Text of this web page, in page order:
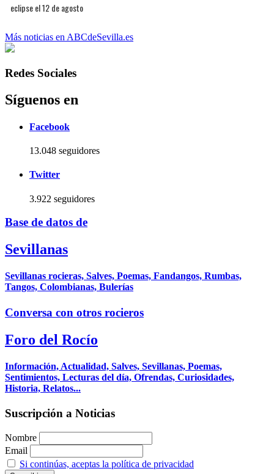
eclipse el 12 de agosto
Más noticias en ABCdeSevilla.es
Redes Sociales
Síguenos en
Facebook
13.048 seguidores
Twitter
3.922 seguidores
Base de datos de
Sevillanas
Sevillanas rocieras, Salves, Poemas, Fandangos, Rumbas,
Tangos, Colombianas, Bulerías
Conversa con otros rocieros
Foro del Rocío
Información, Actualidad, Salves, Sevillanas, Poemas,
Sentimientos, Lecturas del día, Ofrendas, Curiosidades,
Historia, Relatos...
Suscripción a Noticias
Nombre
Email
Si continúas, aceptas la política de privacidad